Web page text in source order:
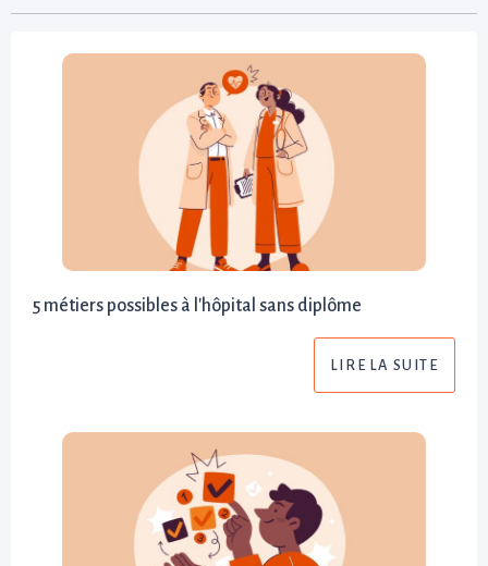
5 métiers possibles à l'hôpital sans diplôme
LIRE LA SUITE